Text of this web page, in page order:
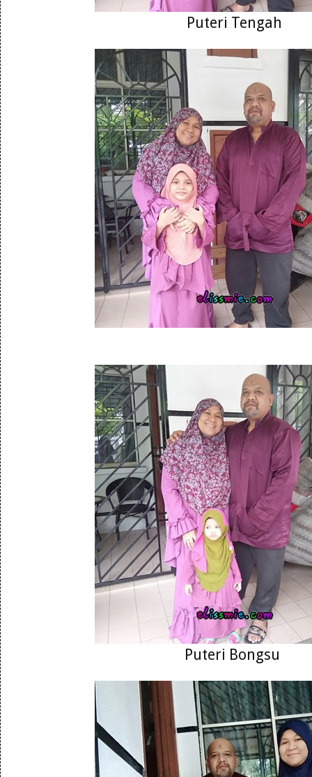
Puteri Tengah
Puteri Bongsu